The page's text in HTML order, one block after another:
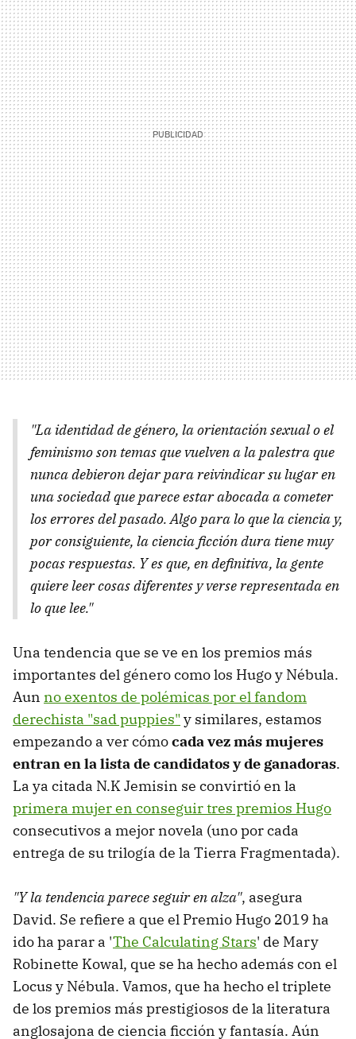
"La identidad de género, la orientación sexual o el
feminismo son temas que vuelven a la palestra que
nunca debieron dejar para reivindicar su lugar en
una sociedad que parece estar abocada a cometer
los errores del pasado. Algo para lo que la ciencia y,
por consiguiente, la ciencia ficción dura tiene muy
pocas respuestas. Y es que, en definitiva, la gente
quiere leer cosas diferentes y verse representada en
lo que lee."
Una tendencia que se ve en los premios más
importantes del género como los Hugo y Nébula.
Aun no exentos de polémicas por el fandom
derechista "sad puppies" y similares, estamos
empezando a ver cómocada vez más mujeres
entran en la lista de candidatos y de ganadoras.
La ya citada N.K Jemisin se convirtió en la
primera mujer en conseguir tres premios Hugo
consecutivos a mejor novela (uno por cada
entrega de su trilogía de la Tierra Fragmentada).
"Y la tendencia parece seguir en alza", asegura
David. Se refiere a que el Premio Hugo 2019 ha
ido ha parar a 'The Calculating Stars' de Mary
Robinette Kowal, que se ha hecho además con el
Locus y Nébula. Vamos, que ha hecho el triplete
de los premios más prestigiosos de la literatura
anglosajona de ciencia ficción y fantasía. Aún